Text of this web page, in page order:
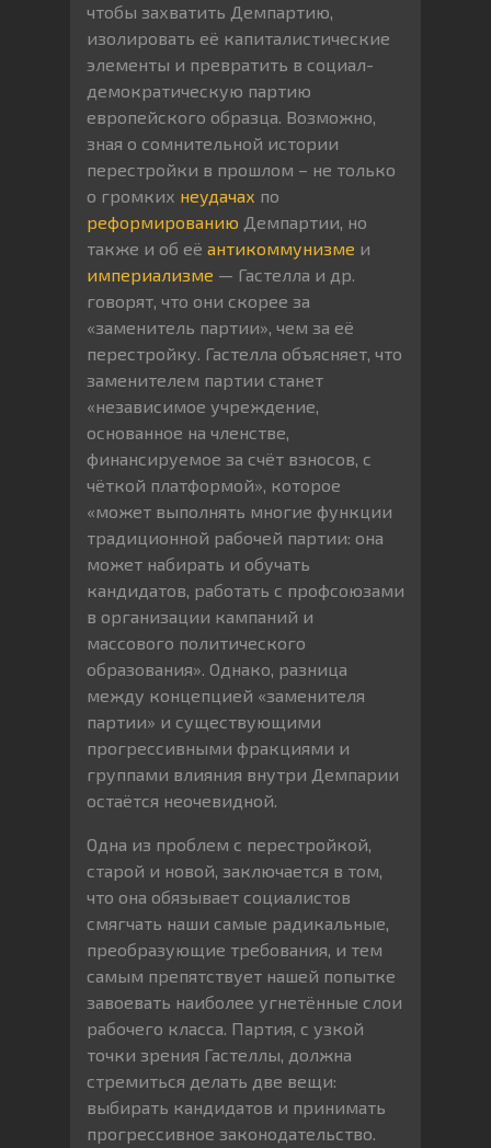
чтобы захватить Демпартию,
изолировать её капиталистические
элементы и превратить в социал-
демократическую партию
европейского образца. Возможно,
зная о сомнительной истории
перестройки в прошлом – не только
о громких неудачах по
реформированию Демпартии, но
также и об её антикоммунизме и
империализме — Гастелла и др.
говорят, что они скорее за
«заменитель партии», чем за её
перестройку. Гастелла объясняет, что
заменителем партии станет
«независимое учреждение,
основанное на членстве,
финансируемое за счёт взносов, с
чёткой платформой», которое
«может выполнять многие функции
традиционной рабочей партии: она
может набирать и обучать
кандидатов, работать с профсоюзами
в организации кампаний и
массового политического
образования». Однако, разница
между концепцией «заменителя
партии» и существующими
прогрессивными фракциями и
группами влияния внутри Демпарии
остаётся неочевидной.
Одна из проблем с перестройкой,
старой и новой, заключается в том,
что она обязывает социалистов
смягчать наши самые радикальные,
преобразующие требования, и тем
самым препятствует нашей попытке
завоевать наиболее угнетённые слои
рабочего класса. Партия, с узкой
точки зрения Гастеллы, должна
стремиться делать две вещи:
выбирать кандидатов и принимать
прогрессивное законодательство.